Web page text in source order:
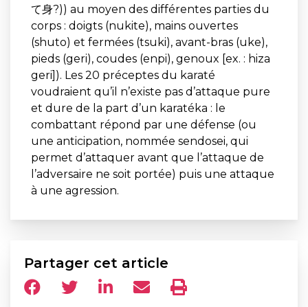
て身?)) au moyen des différentes parties du
corps : doigts (nukite), mains ouvertes
(shuto) et fermées (tsuki), avant-bras (uke),
pieds (geri), coudes (enpi), genoux [ex. : hiza
geri]). Les 20 préceptes du karaté
voudraient qu’il n’existe pas d’attaque pure
et dure de la part d’un karatéka : le
combattant répond par une défense (ou
une anticipation, nommée sendosei, qui
permet d’attaquer avant que l’attaque de
l’adversaire ne soit portée) puis une attaque
à une agression.
Partager cet article